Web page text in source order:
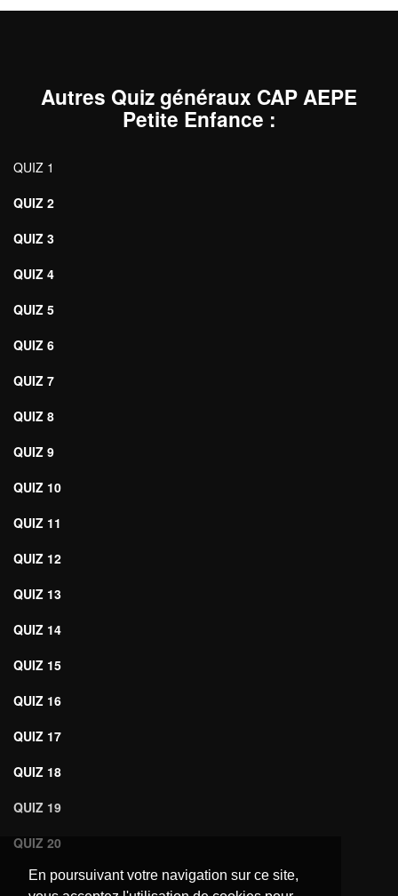
En poursuivant votre navigation sur ce site,
Autres Quiz généraux CAP AEPE
Petite Enfance :
QUIZ 1
QUIZ 2
QUIZ 3
QUIZ 4
QUIZ 5
QUIZ 6
QUIZ 7
QUIZ 8
QUIZ 9
QUIZ 10
QUIZ 11
QUIZ 12
QUIZ 13
QUIZ 14
QUIZ 15
QUIZ 16
QUIZ 17
QUIZ 18
QUIZ 19
QUIZ 20